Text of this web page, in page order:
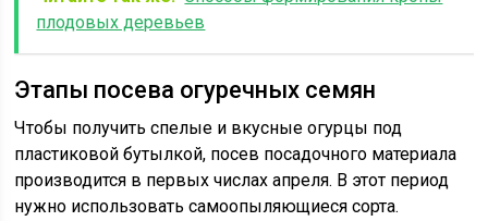
плодовых деревьев
Этапы посева огуречных семян
Чтобы получить спелые и вкусные огурцы под
пластиковой бутылкой, посев посадочного материала
производится в первых числах апреля. В этот период
нужно использовать самоопыляющиеся сорта.